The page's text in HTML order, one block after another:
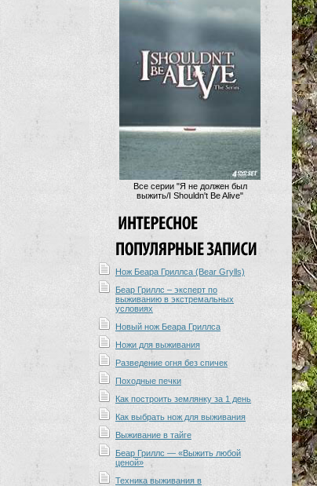
Все серии "Я не должен был
выжить/I Shouldn't Be Alive"
Нож Беара Гриллса (Bear Grylls)
Беар Гриллс – эксперт по
выживанию в экстремальных
условиях
Новый нож Беара Гриллса
Ножи для выживания
Разведение огня без спичек
Походные печки
Как построить землянку за 1 день
Как выбрать нож для выживания
Выживание в тайге
Беар Гриллс — «Выжить любой
ценой»
Техника выживания в